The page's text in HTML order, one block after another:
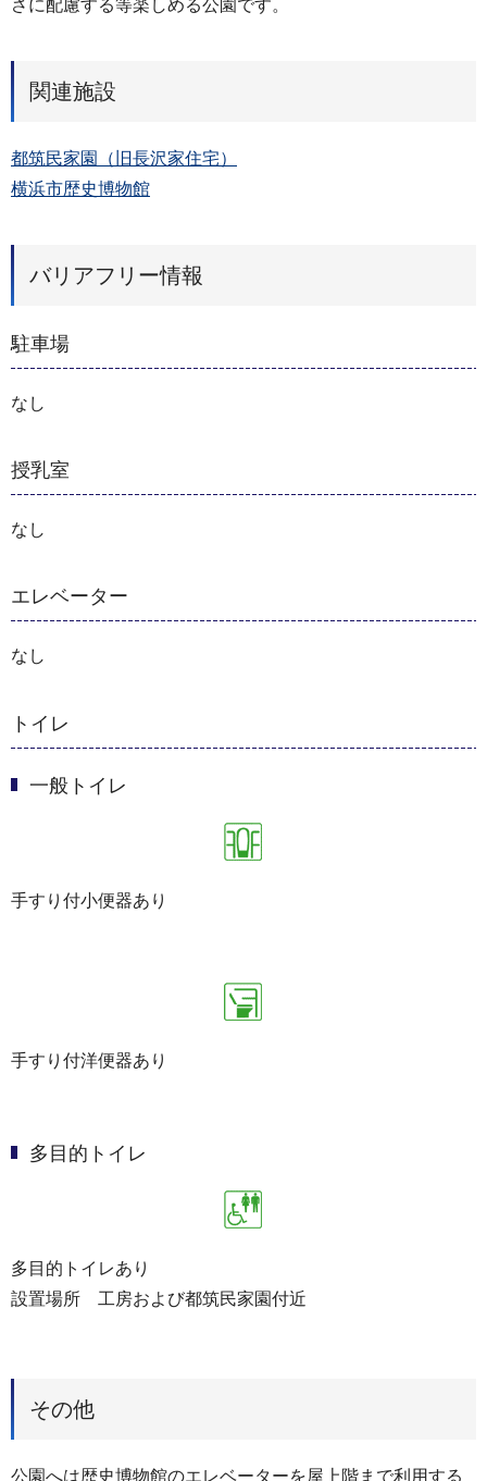
さに配慮する等楽しめる公園です。
関連施設
都筑民家園（旧長沢家住宅）
横浜市歴史博物館
バリアフリー情報
駐車場
なし
授乳室
なし
エレベーター
なし
トイレ
一般トイレ
手すり付小便器あり
手すり付洋便器あり
多目的トイレ
多目的トイレあり
設置場所 工房および都筑民家園付近
その他
公園へは歴史博物館のエレベーターを屋上階まで利用する